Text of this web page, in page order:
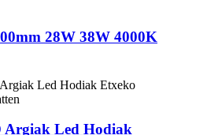
28W 38W 4000K
Argiak Led Hodiak